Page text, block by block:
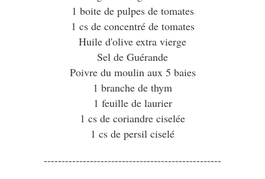
1 boite de pulpes de tomates
1 cs de concentré de tomates
Huile d'olive extra vierge
Sel de Guérande
Poivre du moulin aux 5 baies
1 branche de thym
1 feuille de laurier
1 cs de coriandre ciselée
1 cs de persil ciselé
--------------------------------------------------